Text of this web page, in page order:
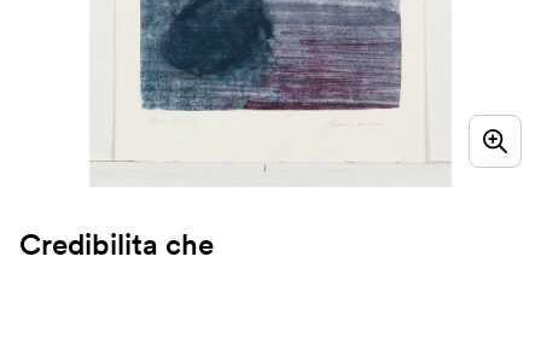
Credibilita che